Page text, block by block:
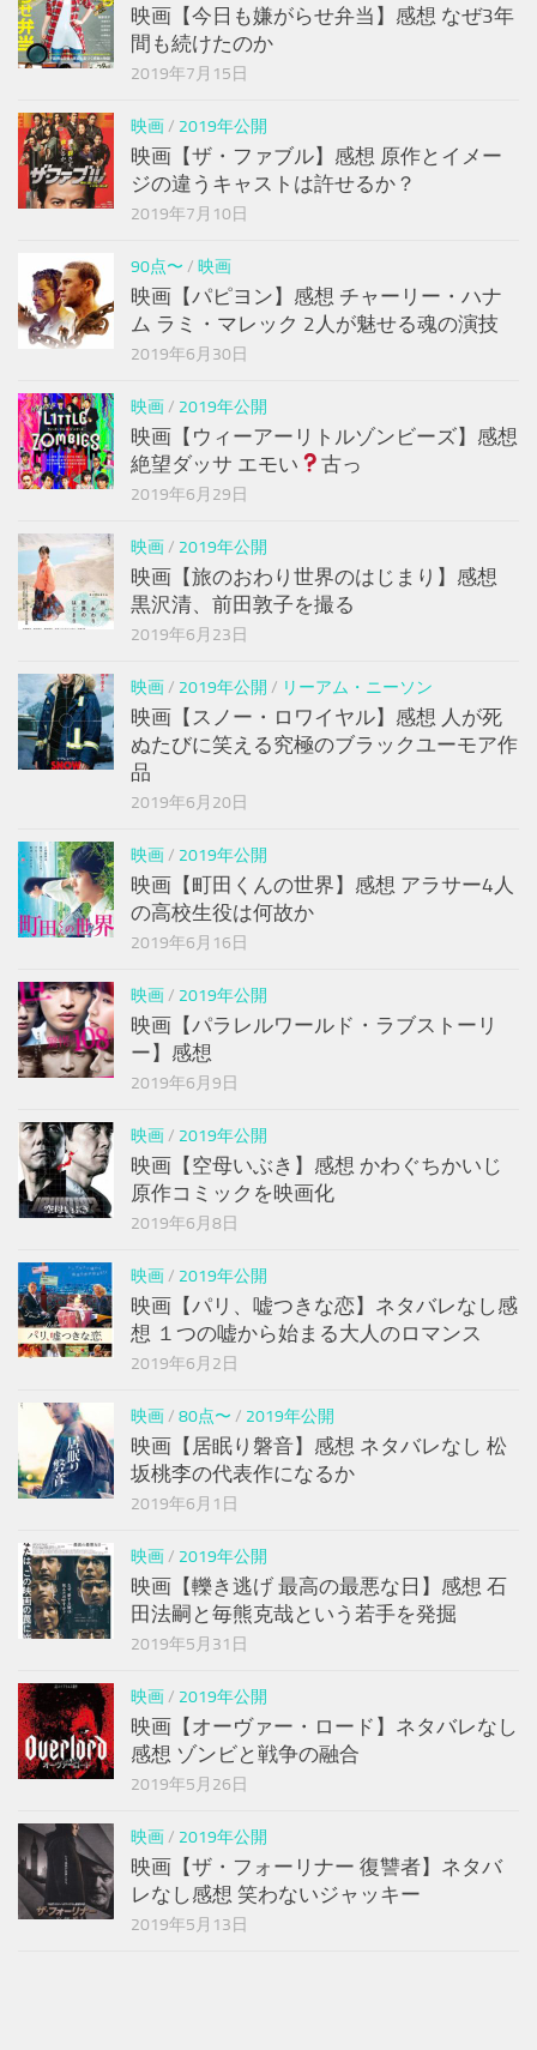
映画【今日も嫌がらせ弁当】感想 なぜ3年
間も続けたのか
2019年7月15日
映画/ 2019年公開
映画【ザ・ファブル】感想 原作とイメー
ジの違うキャストは許せるか？
2019年7月10日
90点〜 / 映画
映画【パピヨン】感想 チャーリー・ハナ
ム ラミ・マレック 2人が魅せる魂の演技
2019年6月30日
映画/ 2019年公開
映画【ウィーアーリトルゾンビーズ】感想
絶望ダッサ エモい
古っ
2019年6月29日
映画/ 2019年公開
映画【旅のおわり世界のはじまり】感想
黒沢清、前田敦子を撮る
2019年6月23日
映画/ 2019年公開 / リーアム・ニーソン
映画【スノー・ロワイヤル】感想 人が死
ぬたびに笑える究極のブラックユーモア作
品
2019年6月20日
映画/ 2019年公開
映画【町田くんの世界】感想 アラサー4人
の高校生役は何故か
2019年6月16日
映画/ 2019年公開
映画【パラレルワールド・ラブストーリ
ー】感想
2019年6月9日
映画/ 2019年公開
映画【空母いぶき】感想 かわぐちかいじ
原作コミックを映画化
2019年6月8日
映画/ 2019年公開
映画【パリ、嘘つきな恋】ネタバレなし感
想 １つの嘘から始まる大人のロマンス
2019年6月2日
映画/ 80点〜 / 2019年公開
映画【居眠り磐音】感想 ネタバレなし 松
坂桃李の代表作になるか
2019年6月1日
映画/ 2019年公開
映画【轢き逃げ 最高の最悪な日】感想 石
田法嗣と毎熊克哉という若手を発掘
2019年5月31日
映画/ 2019年公開
映画【オーヴァー・ロード】ネタバレなし
感想 ゾンビと戦争の融合
2019年5月26日
映画/ 2019年公開
映画【ザ・フォーリナー 復讐者】ネタバ
レなし感想 笑わないジャッキー
2019年5月13日